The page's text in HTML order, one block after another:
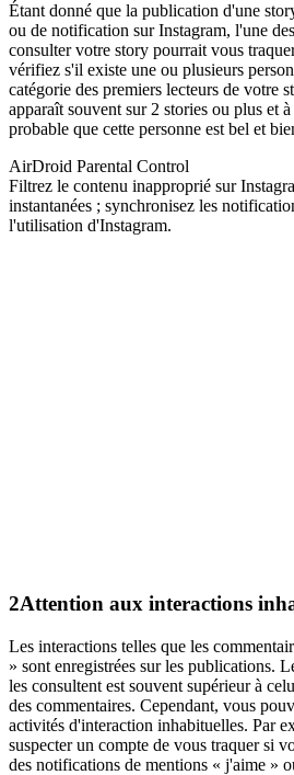
Étant donné que la publication d'une
ou de notification sur Instagram, l'une
consulter votre story pourrait vous
vérifiez s'il existe une ou plusieurs
catégorie des premiers lecteurs de votre
apparaît souvent sur 2 stories ou plus et
probable que cette personne est bel et
AirDroid Parental Control
Filtrez le contenu inapproprié sur
instantanées ; synchronisez les
l'utilisation d'Instagram.
2Attention aux interactions
Les interactions telles que les
» sont enregistrées sur les publications.
les consultent est souvent supérieur à
des commentaires. Cependant, vous
activités d'interaction inhabituelles. Par
suspecter un compte de vous traquer si
des notifications de mentions « j'aime »